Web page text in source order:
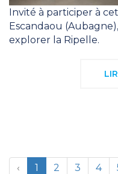
Invité à participer à
Escandaou
explorer la Ripelle.
‹ 1 2 3 4